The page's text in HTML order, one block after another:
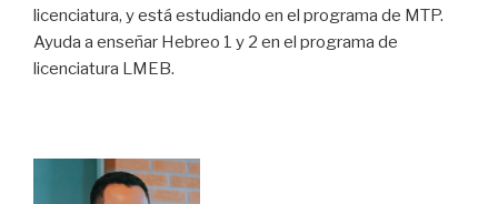
licenciatura, y está estudiando en el programa de MTP.
Ayuda a enseñar Hebreo 1 y 2 en el programa de
licenciatura LMEB.